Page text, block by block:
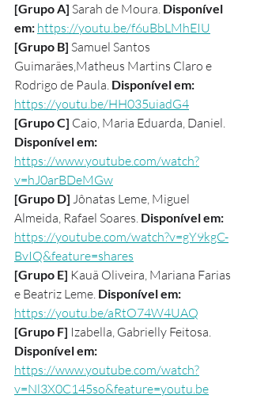
[Grupo A] Sarah de Moura. Disponível
em: https://youtu.be/f6uBbLMhEIU
[Grupo B] Samuel Santos
Guimarães,Matheus Martins Claro e
Rodrigo de Paula. Disponível em:
https://youtu.be/HH035uiadG4
[Grupo C] Caio, Maria Eduarda, Daniel.
Disponível em:
https://www.youtube.com/watch?
v=hJ0arBDeMGw
[Grupo D] Jônatas Leme, Miguel
Almeida, Rafael Soares. Disponível em:
https://youtube.com/watch?v=gY9kgC-
BvIQ&feature=shares
[Grupo E] Kauã Oliveira, Mariana Farias
e Beatriz Leme. Disponível em:
https://youtu.be/aRtO74W4UAQ
[Grupo F] Izabella, Gabrielly Feitosa.
Disponível em:
https://www.youtube.com/watch?
v=Nl3X0C145so&feature=youtu.be